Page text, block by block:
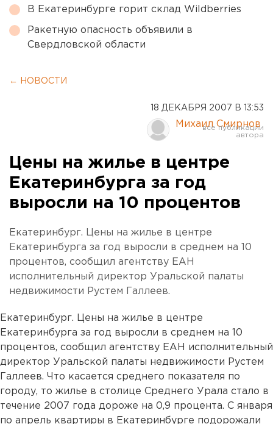
В Екатеринбурге горит склад Wildberries
Ракетную опасность объявили в
Свердловской области
← НОВОСТИ
18 ДЕКАБРЯ 2007 В 13:53
Михаил Смирнов
Цены на жилье в центре
Екатеринбурга за год
выросли на 10 процентов
Екатеринбург. Цены на жилье в центре
Екатеринбурга за год выросли в среднем на 10
процентов, сообщил агентству ЕАН
исполнительный директор Уральской палаты
недвижимости Рустем Галлеев.
Екатеринбург. Цены на жилье в центре
Екатеринбурга за год выросли в среднем на 10
процентов, сообщил агентству ЕАН исполнительный
директор Уральской палаты недвижимости Рустем
Галлеев. Что касается среднего показателя по
городу, то жилье в столице Среднего Урала стало в
течение 2007 года дороже на 0,9 процента. С января
по апрель квартиры в Екатеринбурге подорожали